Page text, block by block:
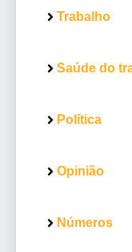
Trabalho
Saúde do
Política
Opinião
Números